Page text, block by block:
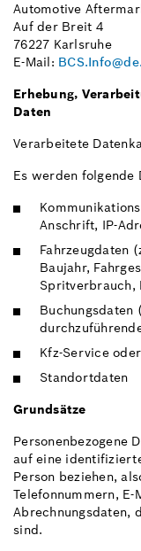
Automotive
Auf der Breit 4
76227 Karlsruhe
E-Mail:
Erhebung,
Daten
Verarbeitete
Es werden folgende
Anschrift, IP-
Fahrzeugdaten
Baujahr,
Spritverbrauch,
Buchungsdaten
Kfz-Service
Standortdaten
Grundsätze
Personenbezogene
auf eine
Person beziehen,
Telefonnummern, E-
Abrechnungsdaten,
sind.